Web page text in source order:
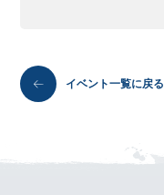
イベント一覧に戻る